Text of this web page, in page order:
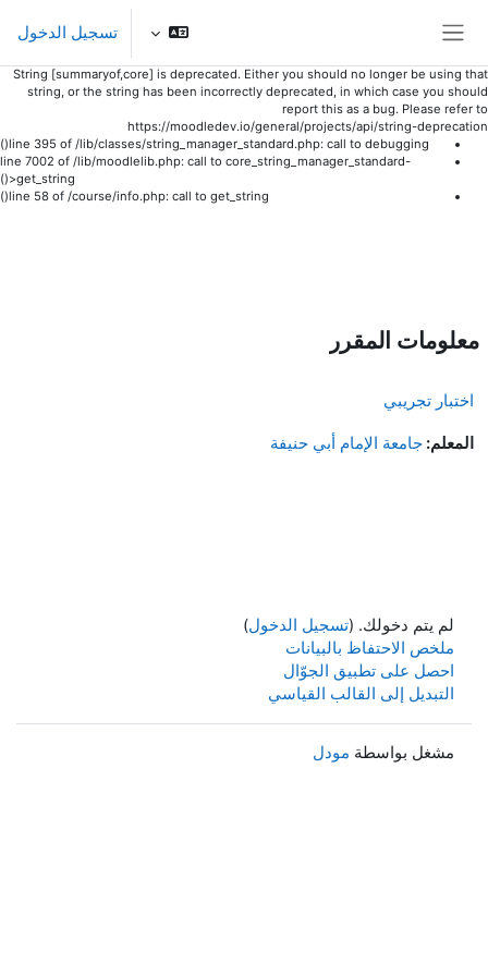
String [summaryof,core] is deprecated. Either you should no longer be using that
string, or the string has been incorrectly deprecated, in which case you should
report this as a bug. Please refer to
https://moodledev.io/general/projects/api/string-deprecation
line 395 of /lib/classes/string_manager_standard.php: call to debugging()
line 7002 of /lib/moodlelib.php: call to core_string_manager_standard-
>get_string()
line 58 of /course/info.php: call to get_string()
تسجيل الدخول
معلومات المقرر
اختبار تجريبي
المعلم: جامعة الإمام أبي حنيفة
لم يتم دخولك. (تسجيل الدخول)
ملخص الاحتفاظ بالبيانات
احصل على تطبيق الجوّال
التبديل إلى القالب القياسي
مشغل بواسطة مودل